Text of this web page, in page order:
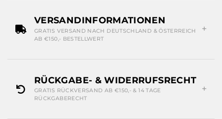
VERSANDINFORMATIONEN
GRATIS VERSAND NACH DEUTSCHLAND & ÖSTERREICH
AB €150,- BESTELLWERT
RÜCKGABE- & WIDERRUFSRECHT
GRATIS RÜCKVERSAND AB €150,- & 14 TAGE
RÜCKGABERECHT